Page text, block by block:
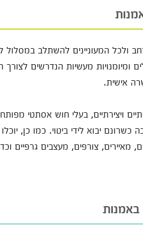
ולכל המעוניינים להשתלב
ומיומנויות מעשיות הנדרשים
אישית.
ויצירתיים, בעלי חוש אסתטי
יבוא לידי ביטוי. כמו כן, יוכלו
צורפים, מעצבים גרפיים